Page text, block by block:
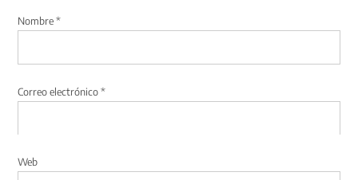
Nombre*
Correo electrónico*
Web